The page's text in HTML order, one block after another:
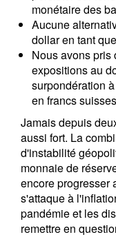
monétaire des
Aucune
dollar en tant
Nous avons pris
expositions au
surpondération
en francs
Jamais depuis
aussi fort. La
d'instabilité
monnaie de
encore progresser
s'attaque à
pandémie et les
remettre en